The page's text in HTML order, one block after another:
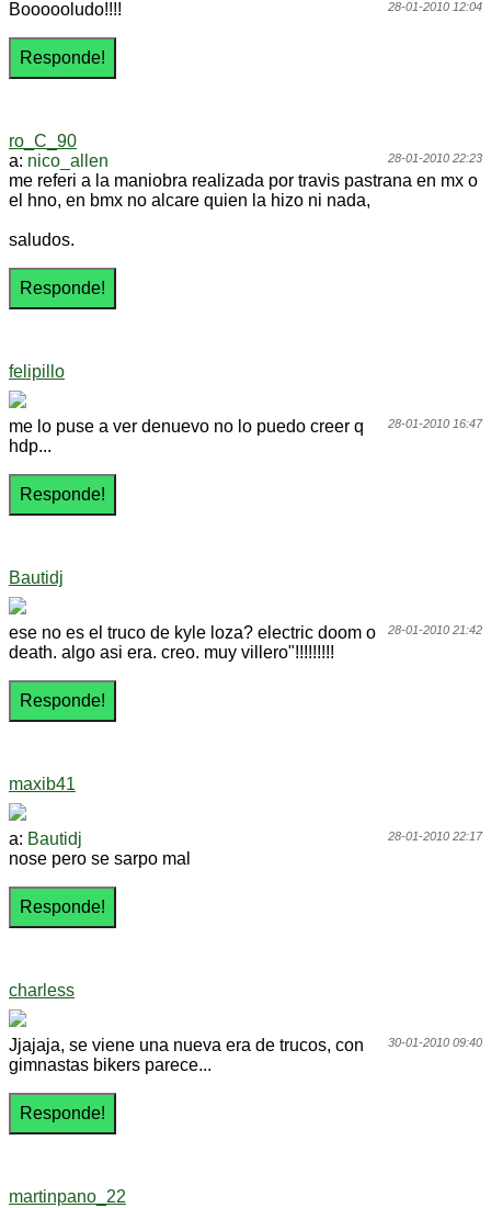
28-01-2010 12:04
Boooooludo!!!!
ro_C_90
28-01-2010 22:23
a: nico_allen
me referi a la maniobra realizada por travis pastrana en mx o
el hno, en bmx no alcare quien la hizo ni nada,
saludos.
felipillo
28-01-2010 16:47
me lo puse a ver denuevo no lo puedo creer q
hdp...
Bautidj
28-01-2010 21:42
ese no es el truco de kyle loza? electric doom o
death. algo asi era. creo. muy villero"!!!!!!!!!
maxib41
28-01-2010 22:17
a: Bautidj
nose pero se sarpo mal
charless
30-01-2010 09:40
Jjajaja, se viene una nueva era de trucos, con
gimnastas bikers parece...
martinpano_22